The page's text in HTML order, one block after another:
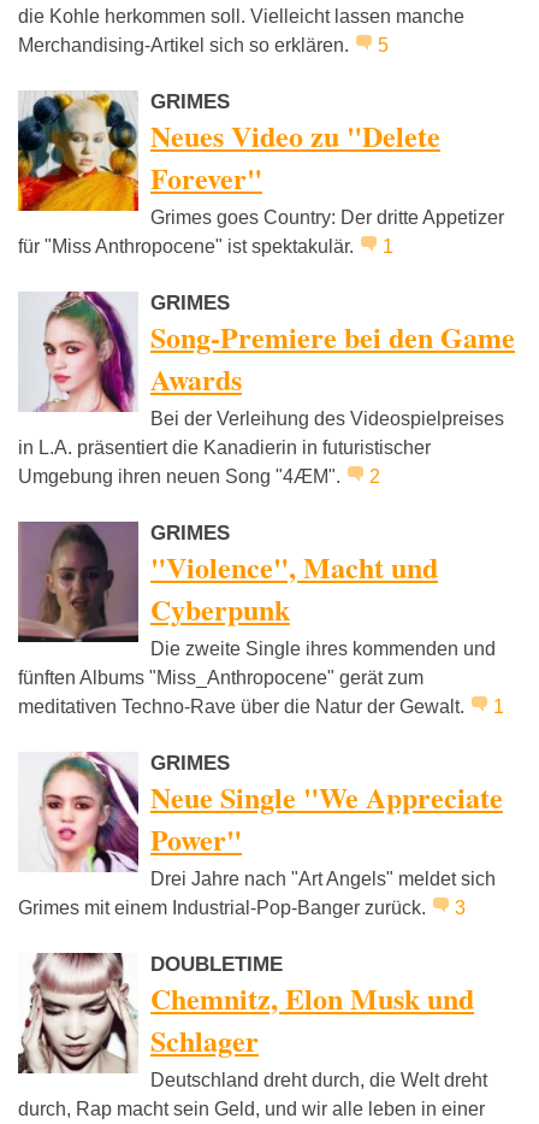
die Kohle herkommen soll. Vielleicht lassen manche
Merchandising-Artikel sich so erklären.
5
GRIMES
Neues Video zu "Delete
Forever"
Grimes goes Country: Der dritte Appetizer
für "Miss Anthropocene" ist spektakulär.
1
GRIMES
Song-Premiere bei den Game
Awards
Bei der Verleihung des Videospielpreises
in L.A. präsentiert die Kanadierin in futuristischer
Umgebung ihren neuen Song "4ÆM".
2
GRIMES
"Violence", Macht und
Cyberpunk
Die zweite Single ihres kommenden und
fünften Albums "Miss_Anthropocene" gerät zum
meditativen Techno-Rave über die Natur der Gewalt.
1
GRIMES
Neue Single "We Appreciate
Power"
Drei Jahre nach "Art Angels" meldet sich
Grimes mit einem Industrial-Pop-Banger zurück.
3
DOUBLETIME
Chemnitz, Elon Musk und
Schlager
Deutschland dreht durch, die Welt dreht
durch, Rap macht sein Geld, und wir alle leben in einer